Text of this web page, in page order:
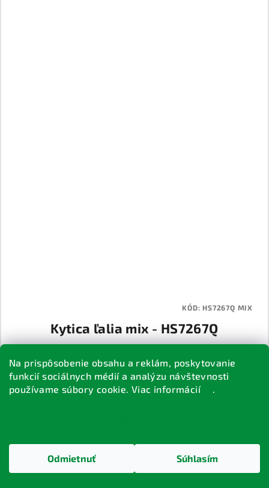
Na prispôsobenie obsahu a reklám, poskytovanie
funkcií sociálnych médií a analýzu návštevnosti
používame súbory cookie. Viac informácií
.
Odmietnuť Súhlasím
Kytica ľalia mix - HS7267Q
Skladom
KÓD: HS7267Q MIX